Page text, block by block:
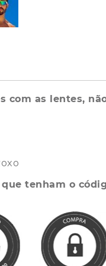
com as lentes,
tenham o